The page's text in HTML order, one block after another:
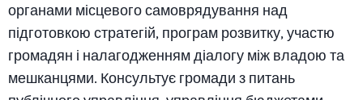
органами місцевого самоврядування над
підготовкою стратегій, програм розвитку, участю
громадян і налагодженням діалогу між владою та
мешканцями. Консультує громади з питань